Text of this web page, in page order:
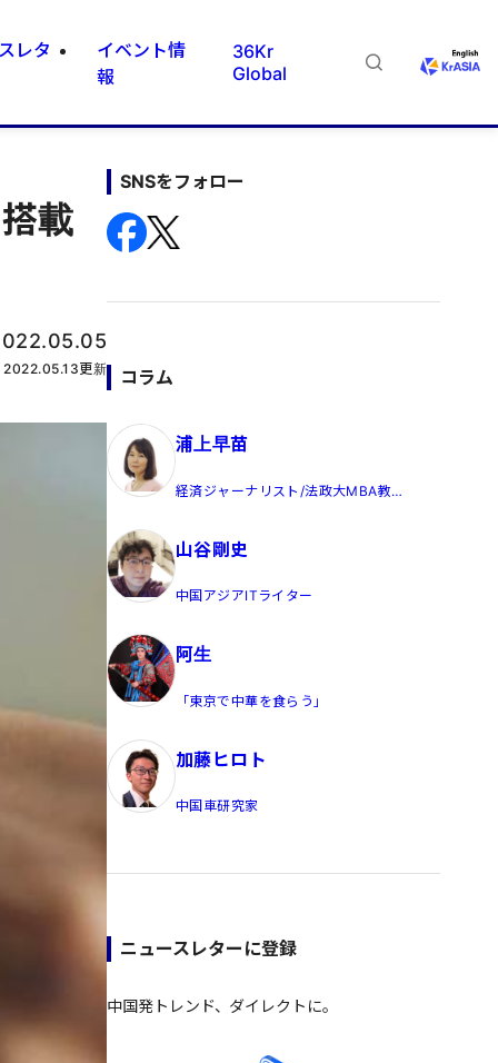
レタ
イベント情
報
36Kr
Global
載
2022.05.13更新
SNSをフォロー
コラム
浦上早苗
経済ジャーナリスト/法政大MBA教
山谷剛史
中国アジアITライター
阿生
「東京で中華を食らう」
加藤ヒロト
中国車研究家
ニュースレターに登録
中国発トレンド、ダイレクトに。